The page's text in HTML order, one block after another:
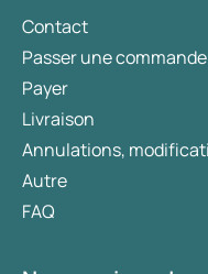
Contact
Passer une commande
Payer
Livraison
Annulations,
Autre
FAQ